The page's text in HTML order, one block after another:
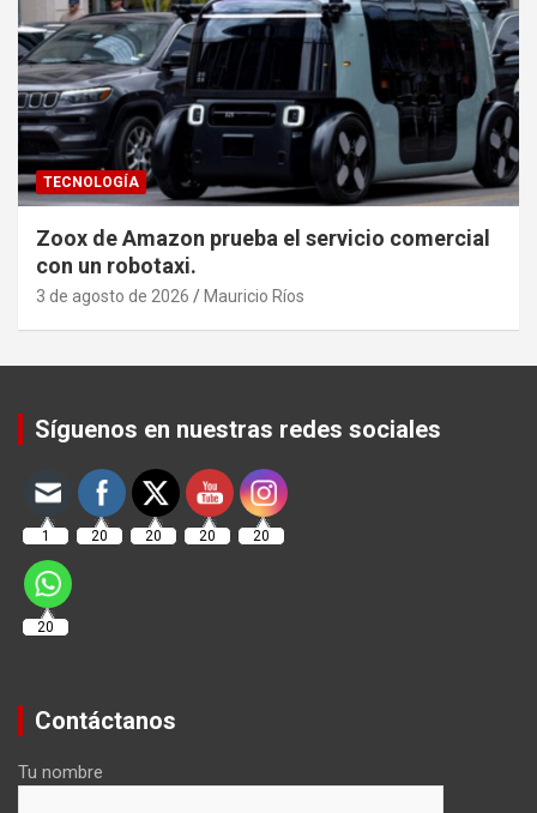
TECNOLOGÍA
Zoox de Amazon prueba el servicio comercial
con un robotaxi.
3 de agosto de 2026 Mauricio Ríos
Síguenos en nuestras redes sociales
1 20 20 20 20
20
Contáctanos
Tu nombre